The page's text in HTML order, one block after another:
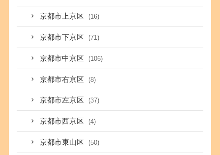
京都市上京区 (16)
京都市下京区 (71)
京都市中京区 (106)
京都市右京区 (8)
京都市左京区 (37)
京都市西京区 (4)
京都市東山区 (50)